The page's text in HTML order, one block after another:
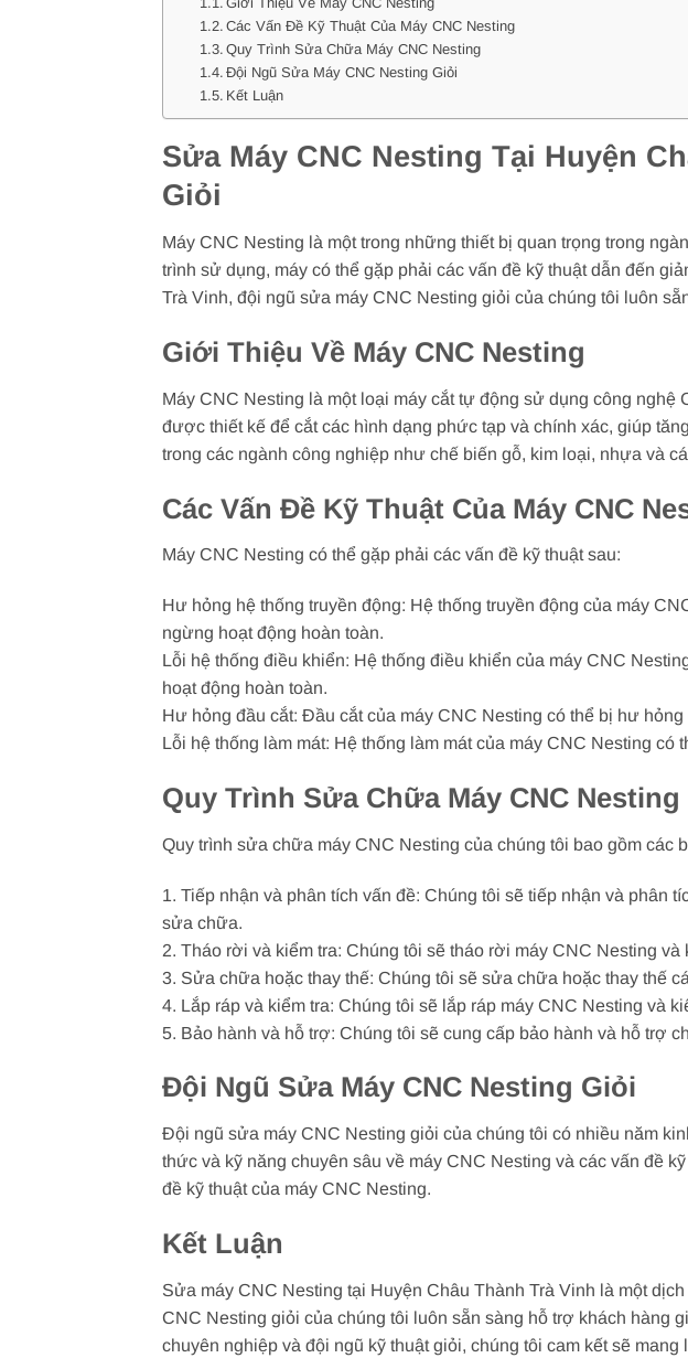
Các Vấn Đề Kỹ Thuật Của Máy CNC Nesting
Quy Trình Sửa Chữa Máy CNC Nesting
Đội Ngũ Sửa Máy CNC Nesting Giỏi
Kết Luận
Sửa Máy CNC Nesting Tại Huyện
Giỏi
Máy CNC Nesting là một trong những thiết bị quan trọng trong
trình sử dụng, máy có thể gặp phải các vấn đề kỹ thuật dẫn đến
Trà Vinh, đội ngũ sửa máy CNC Nesting giỏi của chúng tôi luôn
Giới Thiệu Về Máy CNC Nesting
Máy CNC Nesting là một loại máy cắt tự động sử dụng công
được thiết kế để cắt các hình dạng phức tạp và chính xác, giúp
trong các ngành công nghiệp như chế biến gỗ, kim loại, nhựa và
Các Vấn Đề Kỹ Thuật Của Máy CNC
Máy CNC Nesting có thể gặp phải các vấn đề kỹ thuật sau:
Hư hỏng hệ thống truyền động: Hệ thống truyền động của máy
ngừng hoạt động hoàn toàn.
Lỗi hệ thống điều khiển: Hệ thống điều khiển của máy CNC
hoạt động hoàn toàn.
Hư hỏng đầu cắt: Đầu cắt của máy CNC Nesting có thể bị hư
Lỗi hệ thống làm mát: Hệ thống làm mát của máy CNC Nesting
Quy Trình Sửa Chữa Máy CNC Nesting
Quy trình sửa chữa máy CNC Nesting của chúng tôi bao gồm các
1. Tiếp nhận và phân tích vấn đề: Chúng tôi sẽ tiếp nhận và phân
sửa chữa.
2. Tháo rời và kiểm tra: Chúng tôi sẽ tháo rời máy CNC Nesting
3. Sửa chữa hoặc thay thế: Chúng tôi sẽ sửa chữa hoặc thay thế
4. Lắp ráp và kiểm tra: Chúng tôi sẽ lắp ráp máy CNC Nesting và
5. Bảo hành và hỗ trợ: Chúng tôi sẽ cung cấp bảo hành và hỗ trợ
Đội Ngũ Sửa Máy CNC Nesting Giỏi
Đội ngũ sửa máy CNC Nesting giỏi của chúng tôi có nhiều năm
thức và kỹ năng chuyên sâu về máy CNC Nesting và các vấn đề
đề kỹ thuật của máy CNC Nesting.
Kết Luận
Sửa máy CNC Nesting tại Huyện Châu Thành Trà Vinh là một
CNC Nesting giỏi của chúng tôi luôn sẵn sàng hỗ trợ khách hàng
chuyên nghiệp và đội ngũ kỹ thuật giỏi, chúng tôi cam kết sẽ